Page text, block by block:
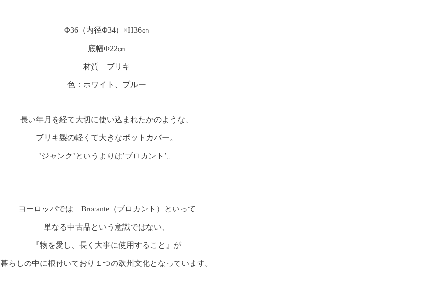
Φ36（内径Φ34）×H36㎝
底幅Φ22㎝
材質 ブリキ
色：ホワイト、ブルー
長い年月を経て大切に使い込まれたかのような、
ブリキ製の軽くて大きなポットカバー。
’ジャンク’というよりは’ブロカント’。
ヨーロッパでは Brocante（ブロカント）といって
単なる中古品という意識ではない、
『物を愛し、長く大事に使用すること』が
暮らしの中に根付いており １つの欧州文化となっています。